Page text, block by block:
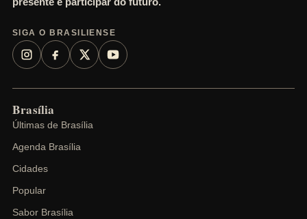
SIGA O BRASILIENSE
Brasília
Últimas de Brasília
Agenda Brasília
Cidades
Popular
Sabor Brasília